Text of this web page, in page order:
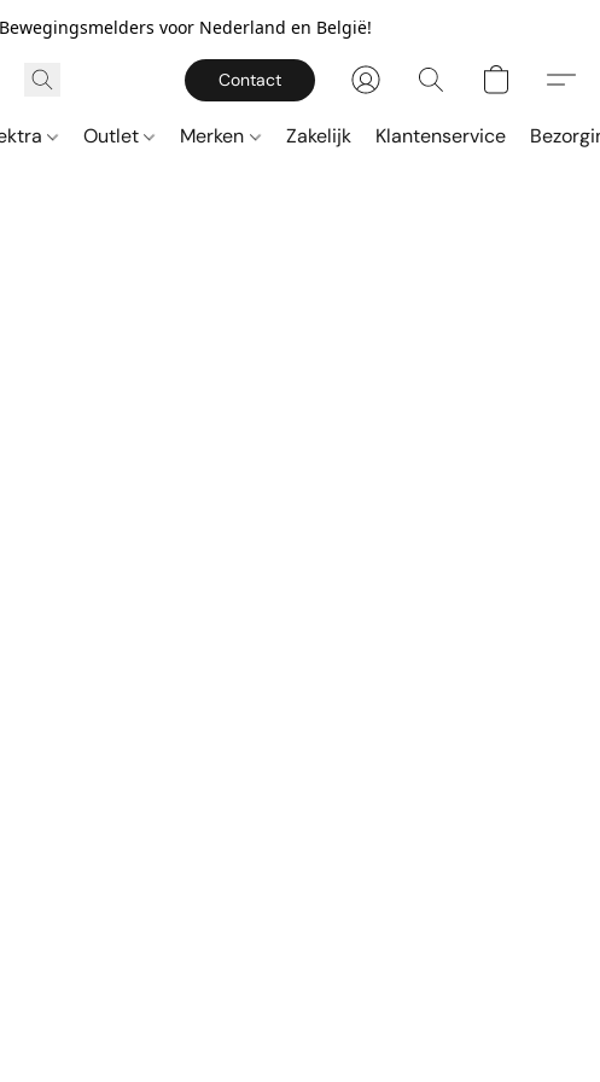
voor Nederland en België!
Contact
Outlet Merken Zakelijk Klantenservice